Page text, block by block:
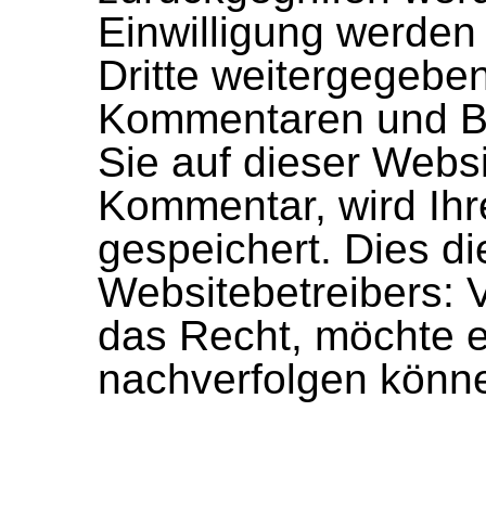
Einwilligung
Dritte
Kommentaren und
Sie auf dieser
Kommentar, wird
gespeichert. Dies
Websitebetreibers:
das Recht, möchte
nachverfolgen